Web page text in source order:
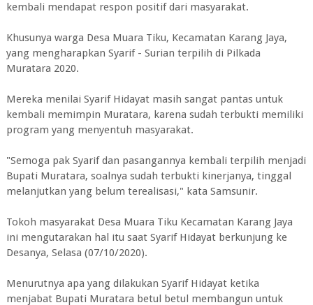
kembali mendapat respon positif dari masyarakat.
Khusunya warga Desa Muara Tiku, Kecamatan Karang Jaya,
yang mengharapkan Syarif - Surian terpilih di Pilkada
Muratara 2020.
Mereka menilai Syarif Hidayat masih sangat pantas untuk
kembali memimpin Muratara, karena sudah terbukti memiliki
program yang menyentuh masyarakat.
"Semoga pak Syarif dan pasangannya kembali terpilih menjadi
Bupati Muratara, soalnya sudah terbukti kinerjanya, tinggal
melanjutkan yang belum terealisasi," kata Samsunir.
Tokoh masyarakat Desa Muara Tiku Kecamatan Karang Jaya
ini mengutarakan hal itu saat Syarif Hidayat berkunjung ke
Desanya, Selasa (07/10/2020).
Menurutnya apa yang dilakukan Syarif Hidayat ketika
menjabat Bupati Muratara betul betul membangun untuk